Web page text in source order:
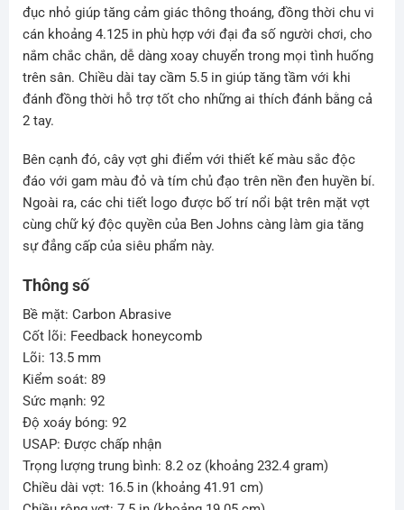
đục nhỏ giúp tăng cảm giác thông thoáng, đồng thời chu vi
cán khoảng 4.125 in phù hợp với đại đa số người chơi, cho
nắm chắc chắn, dễ dàng xoay chuyển trong mọi tình huống
trên sân. Chiều dài tay cầm 5.5 in giúp tăng tầm với khi
đánh đồng thời hỗ trợ tốt cho những ai thích đánh bằng cả
2 tay.
Bên cạnh đó, cây vợt ghi điểm với thiết kế màu sắc độc
đáo với gam màu đỏ và tím chủ đạo trên nền đen huyền bí.
Ngoài ra, các chi tiết logo được bố trí nổi bật trên mặt vợt
cùng chữ ký độc quyền của Ben Johns càng làm gia tăng
sự đẳng cấp của siêu phẩm này.
Thông số
Bề mặt: Carbon Abrasive
Cốt lõi: Feedback honeycomb
Lõi: 13.5 mm
Kiểm soát: 89
Sức mạnh: 92
Độ xoáy bóng: 92
USAP: Được chấp nhận
Trọng lượng trung bình: 8.2 oz (khoảng 232.4 gram)
Chiều dài vợt: 16.5 in (khoảng 41.91 cm)